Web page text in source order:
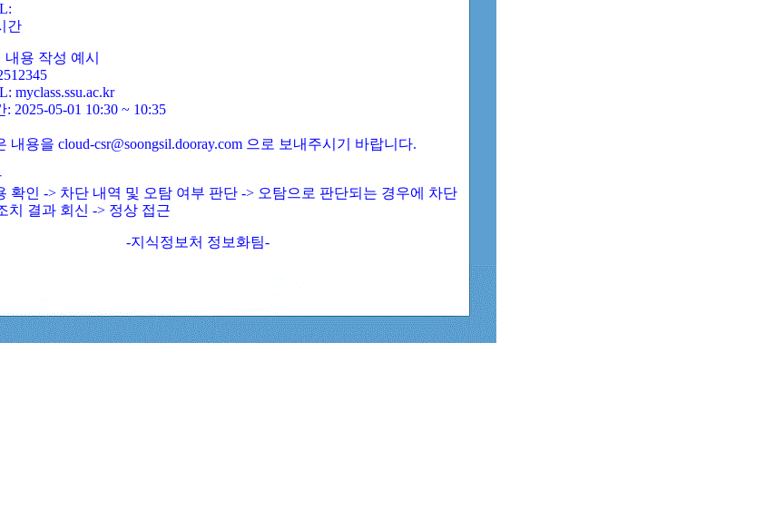
간
용 작성 예시
myclass.ssu.ac.kr
: 2025-05-01 10:30 ~ 10:35
내용을 cloud-csr@soongsil.dooray.com 으로 보내주시기 바랍니다.
확인 -> 차단 내역 및 오탐 여부 판단 -> 오탐으로 판단되는 경우에 차단
치 결과 회신 -> 정상 접근
-지식정보처 정보화팀-